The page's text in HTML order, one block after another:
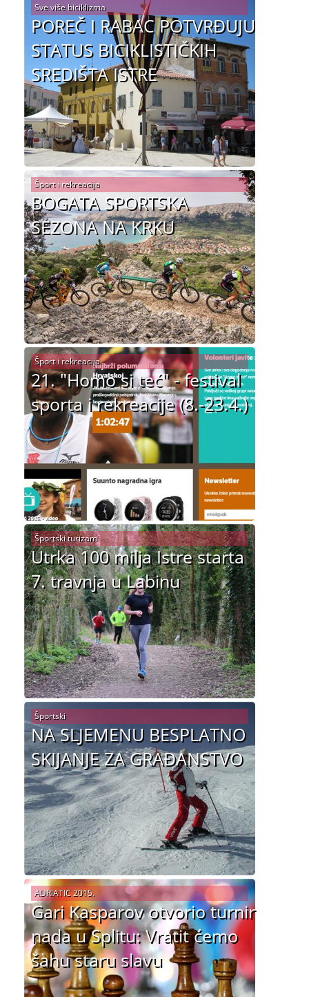
POREČ I RABAC POTVRĐUJU
STATUS BICIKLISTIČKIH
SREDIŠTA ISTRE
Sve više biciklizma
BOGATA SPORTSKA
SEZONA NA KRKU
Šport i rekreacija
21. "Homo si teć" - festival
sporta i rekreacije (8.-23.4.)
Šport i rekreacija
Utrka 100 milja Istre starta
7. travnja u Labinu
Športski turizam
NA SLJEMENU BESPLATNO
SKIJANJE ZA GRAĐANSTVO
Športski
Gari Kasparov otvorio turnir
nada u Splitu: Vratit ćemo
šahu staru slavu
ADRIATIC 2015.